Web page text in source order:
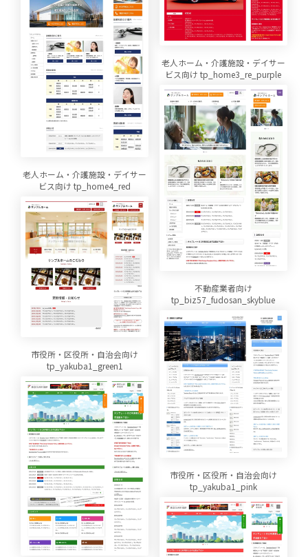
老人ホーム・介護施設・デイサー
ビス向け tp_home3_re_purple
老人ホーム・介護施設・デイサー
ビス向け tp_home4_red
不動産業者向け
tp_biz57_fudosan_skyblue
市役所・区役所・自治会向け
tp_yakuba1_green1
市役所・区役所・自治会向け
tp_yakuba1_pink